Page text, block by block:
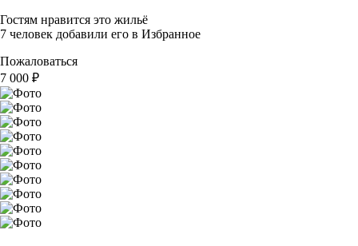
Гостям нравится это жильё
7 человек добавили его в Избранное
Пожаловаться
7 000 ₽